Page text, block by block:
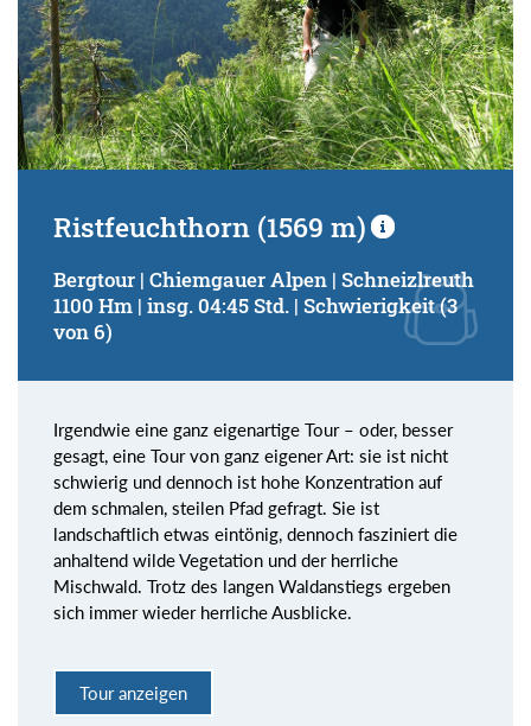
Ristfeuchthorn (1569 m)
Bergtour | Chiemgauer Alpen | Schneizlreuth
1100 Hm | insg. 04:45 Std. | Schwierigkeit (3
von 6)
Irgendwie eine ganz eigenartige Tour – oder, besser
gesagt, eine Tour von ganz eigener Art: sie ist nicht
schwierig und dennoch ist hohe Konzentration auf
dem schmalen, steilen Pfad gefragt. Sie ist
landschaftlich etwas eintönig, dennoch fasziniert die
anhaltend wilde Vegetation und der herrliche
Mischwald. Trotz des langen Waldanstiegs ergeben
sich immer wieder herrliche Ausblicke.
Tour anzeigen